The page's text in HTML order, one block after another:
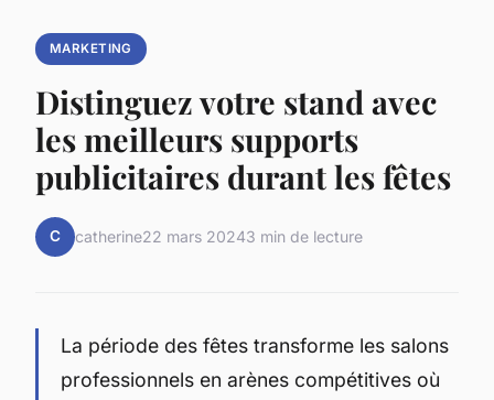
MARKETING
Distinguez votre stand avec
les meilleurs supports
publicitaires durant les fêtes
C catherine22 mars 20243 min de lecture
La période des fêtes transforme les salons
professionnels en arènes compétitives où